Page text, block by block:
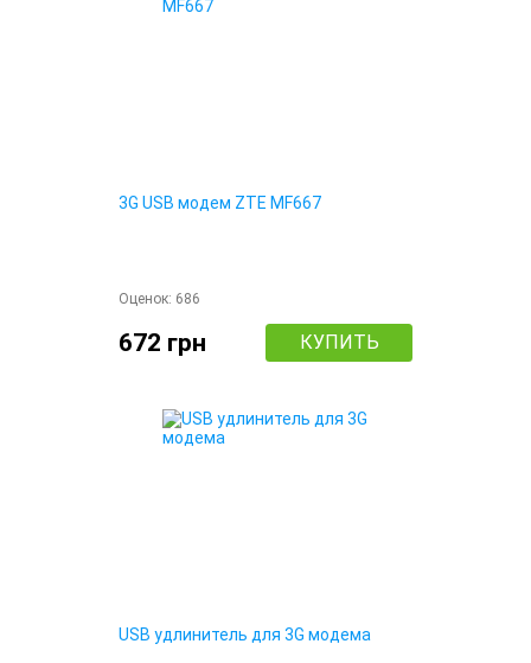
3G USB модем ZTE MF667
Оценок: 686
672 грн КУПИТЬ
USB удлинитель для 3G модема